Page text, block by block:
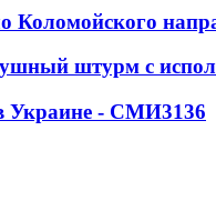
Коломойского
штурм с
Украине - СМИ3136